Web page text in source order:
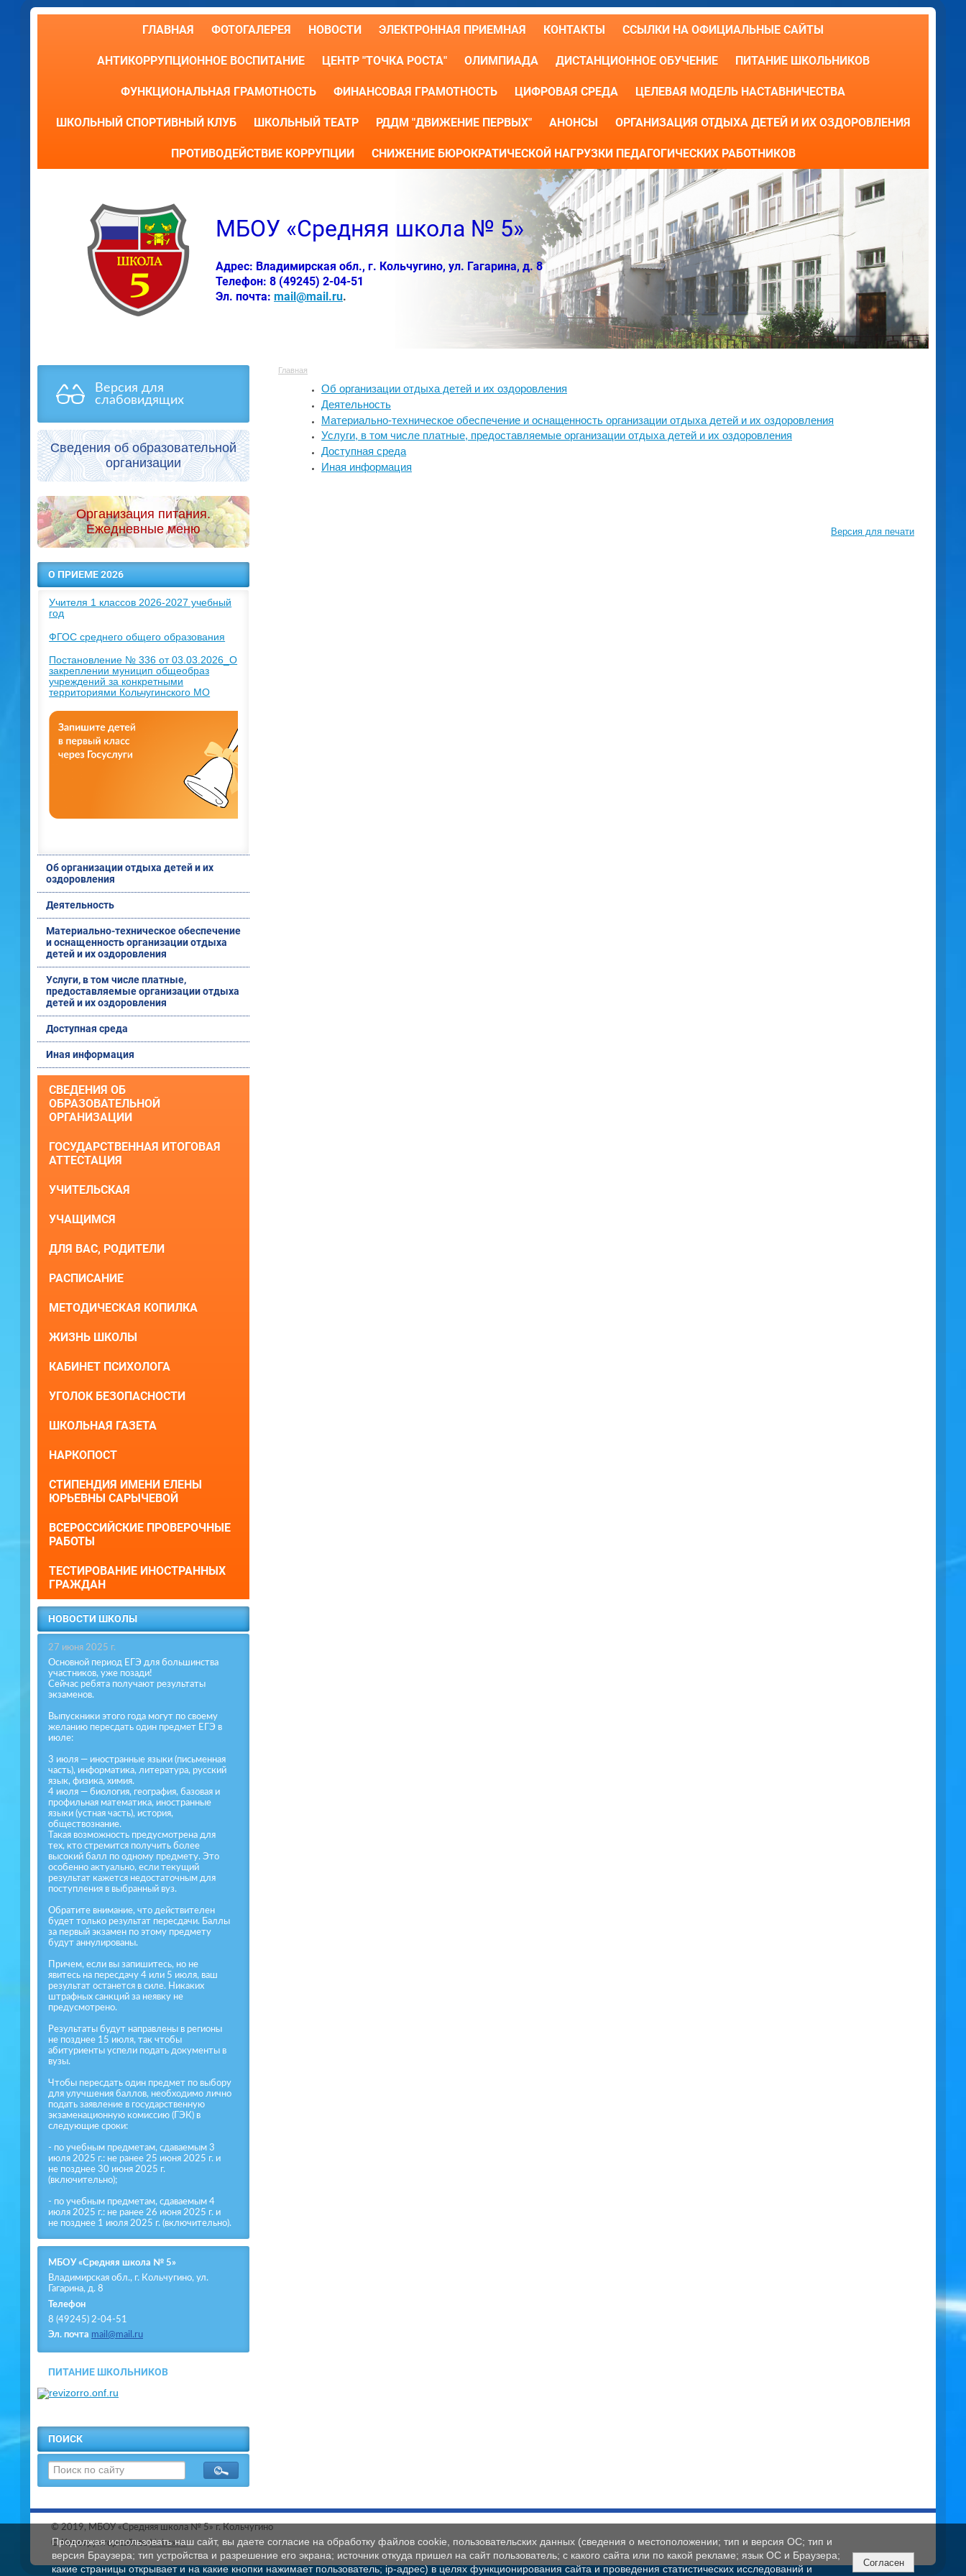
ГЛАВНАЯ ФОТОГАЛЕРЕЯ НОВОСТИ ЭЛЕКТРОННАЯ ПРИЕМНАЯ КОНТАКТЫ ССЫЛКИ НА ОФИЦИАЛЬНЫЕ САЙТЫ
АНТИКОРРУПЦИОННОЕ ВОСПИТАНИЕ ЦЕНТР "ТОЧКА РОСТА" ОЛИМПИАДА ДИСТАНЦИОННОЕ ОБУЧЕНИЕ ПИТАНИЕ ШКОЛЬНИКОВ
ФУНКЦИОНАЛЬНАЯ ГРАМОТНОСТЬ ФИНАНСОВАЯ ГРАМОТНОСТЬ ЦИФРОВАЯ СРЕДА ЦЕЛЕВАЯ МОДЕЛЬ НАСТАВНИЧЕСТВА
ШКОЛЬНЫЙ СПОРТИВНЫЙ КЛУБ ШКОЛЬНЫЙ ТЕАТР РДДМ "ДВИЖЕНИЕ ПЕРВЫХ" АНОНСЫ ОРГАНИЗАЦИЯ ОТДЫХА ДЕТЕЙ И ИХ ОЗДОРОВЛЕНИЯ
ПРОТИВОДЕЙСТВИЕ КОРРУПЦИИ СНИЖЕНИЕ БЮРОКРАТИЧЕСКОЙ НАГРУЗКИ ПЕДАГОГИЧЕСКИХ РАБОТНИКОВ
МБОУ «Средняя школа № 5»
Адрес: Владимирская обл., г. Кольчугино, ул. Гагарина, д. 8
Телефон: 8 (49245) 2-04-51
Эл. почта: mail@mail.ru.
Версия для
слабовидящих
Сведения об образовательной
организации
Организация питания.
Ежедневные меню
О ПРИЕМЕ 2026
Учителя 1 классов 2026-2027 учебный
год
ФГОС среднего общего образования
Постановление № 336 от 03.03.2026_О
закреплении муницип общеобраз
учреждений за конкретными
территориями Кольчугинского МО
Об организации отдыха детей и их
оздоровления
Деятельность
Материально-техническое обеспечение
и оснащенность организации отдыха
детей и их оздоровления
Услуги, в том числе платные,
предоставляемые организации отдыха
детей и их оздоровления
Доступная среда
Иная информация
СВЕДЕНИЯ ОБ
ОБРАЗОВАТЕЛЬНОЙ
ОРГАНИЗАЦИИ
ГОСУДАРСТВЕННАЯ ИТОГОВАЯ
АТТЕСТАЦИЯ
УЧИТЕЛЬСКАЯ
УЧАЩИМСЯ
ДЛЯ ВАС, РОДИТЕЛИ
РАСПИСАНИЕ
МЕТОДИЧЕСКАЯ КОПИЛКА
ЖИЗНЬ ШКОЛЫ
КАБИНЕТ ПСИХОЛОГА
УГОЛОК БЕЗОПАСНОСТИ
ШКОЛЬНАЯ ГАЗЕТА
НАРКОПОСТ
СТИПЕНДИЯ ИМЕНИ ЕЛЕНЫ
ЮРЬЕВНЫ САРЫЧЕВОЙ
ВСЕРОССИЙСКИЕ ПРОВЕРОЧНЫЕ
РАБОТЫ
ТЕСТИРОВАНИЕ ИНОСТРАННЫХ
ГРАЖДАН
НОВОСТИ ШКОЛЫ
27 июня 2025 г.
Основной период ЕГЭ для большинства
участников, уже позади!
Сейчас ребята получают результаты
экзаменов.
Выпускники этого года могут по своему
желанию пересдать один предмет ЕГЭ в
июле:
3 июля — иностранные языки (письменная
часть), информатика, литература, русский
язык, физика, химия.
4 июля — биология, география, базовая и
профильная математика, иностранные
языки (устная часть), история,
обществознание.
Такая возможность предусмотрена для
тех, кто стремится получить более
высокий балл по одному предмету. Это
особенно актуально, если текущий
результат кажется недостаточным для
поступления в выбранный вуз.
Обратите внимание, что действителен
будет только результат пересдачи. Баллы
за первый экзамен по этому предмету
будут аннулированы.
Причем, если вы запишитесь, но не
явитесь на пересдачу 4 или 5 июля, ваш
результат останется в силе. Никаких
штрафных санкций за неявку не
предусмотрено.
Результаты будут направлены в регионы
не позднее 15 июля, так чтобы
абитуриенты успели подать документы в
вузы.
Чтобы пересдать один предмет по выбору
для улучшения баллов, необходимо лично
подать заявление в государственную
экзаменационную комиссию (ГЭК) в
следующие сроки:
- по учебным предметам, сдаваемым 3
июля 2025 г.: не ранее 25 июня 2025 г. и
не позднее 30 июня 2025 г.
(включительно);
- по учебным предметам, сдаваемым 4
июля 2025 г.: не ранее 26 июня 2025 г. и
не позднее 1 июля 2025 г. (включительно).
МБОУ «Средняя школа № 5»
Владимирская обл., г. Кольчугино, ул.
Гагарина, д. 8
Телефон
8 (49245) 2-04-51
Эл. почта mail@mail.ru
ПИТАНИЕ ШКОЛЬНИКОВ
ПОИСК
Главная
Об организации отдыха детей и их оздоровления
Деятельность
Материально-техническое обеспечение и оснащенность организации отдыха детей и их оздоровления
Услуги, в том числе платные, предоставляемые организации отдыха детей и их оздоровления
Доступная среда
Иная информация
Версия для печати
© 2019, МБОУ «Средняя школа № 5» г. Кольчугино
© Конструктор сайтовNubex.ru
Продолжая использовать наш сайт, вы даете согласие на обработку файлов cookie, пользовательских данных (сведения о местоположении; тип и версия ОС; тип и
версия Браузера; тип устройства и разрешение его экрана; источник откуда пришел на сайт пользователь; с какого сайта или по какой рекламе; язык ОС и Браузера;
какие страницы открывает и на какие кнопки нажимает пользователь; ip-адрес) в целях функционирования сайта и проведения статистических исследований и
Согласен